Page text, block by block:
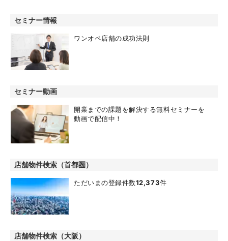
セミナー情報
ワンオペ店舗の成功法則
セミナー動画
開業までの課題を解決する無料セミナーを
動画で配信中！
店舗物件検索（首都圏）
ただいまの登録件数12,373件
店舗物件検索（大阪）